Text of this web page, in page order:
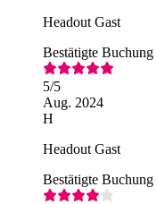
Headout Gast
Bestätigte Buchung
5/5
Aug. 2024
H
Headout Gast
Bestätigte Buchung